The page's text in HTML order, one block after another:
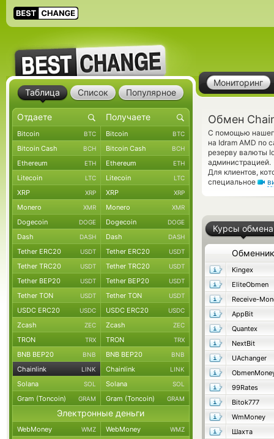
Мониторинг
Обмен
С помощью
на Idram AMD по
резерву валюты
администрацией.
Для клиентов,
специальное
Курсы обмена
Обменник
Kingex
EliteObmen
Receive-
AppBit
Quantex
NextBit
UAchanger
99Rates
Bitok777
WmMoney
Шахта
Таблица Список Популярное
Bitcoin BTC Bitcoin BTC
Bitcoin Cash BCH Bitcoin Cash BCH
Ethereum ETH Ethereum ETH
Litecoin LTC Litecoin LTC
XRP XRP XRP XRP
Monero XMR Monero XMR
Dogecoin DOGE Dogecoin DOGE
Dash DASH Dash DASH
Tether ERC20 USDT Tether ERC20 USDT
Tether TRC20 USDT Tether TRC20 USDT
Tether BEP20 USDT Tether BEP20 USDT
Tether TON USDT Tether TON USDT
USDC ERC20 USDC USDC ERC20 USDC
Zcash ZEC Zcash ZEC
TRON TRX TRON TRX
BNB BEP20 BNB BNB BEP20 BNB
Chainlink LINK Chainlink LINK
Solana SOL Solana SOL
Gram (Toncoin) GRAM Gram (Toncoin) GRAM
Электронные деньги
WebMoney WMZ WebMoney WMZ